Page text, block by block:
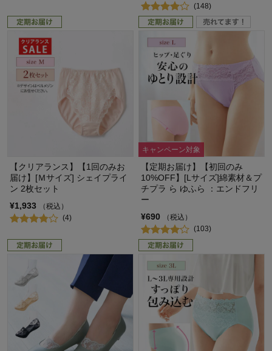
(148)
【クリアランス】【1回のみお
届け】[Ｍサイズ] シェイプライ
ン 2枚セット
¥1,933
（税込）
(4)
キャンペーン対象
【定期お届け】【初回のみ
10%OFF】[Lサイズ]綿素材＆プ
チプラ ら ゆふら ：エンドフリ
ー
¥690
（税込）
(103)